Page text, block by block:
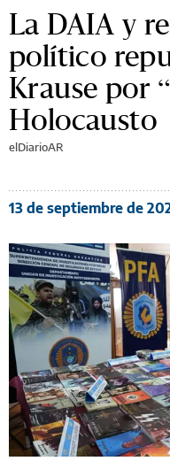
La DAIA y
político
Krause por
Holocausto
elDiarioAR
13 de septiembre de